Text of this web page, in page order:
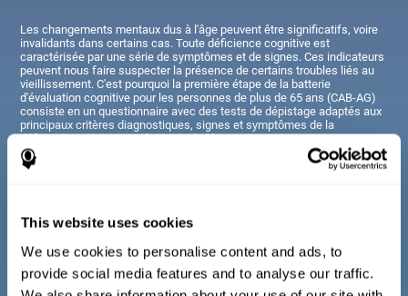
This website uses cookies
We use cookies to personalise content and ads, to
provide social media features and to analyse our traffic.
Les changements mentaux dus à l'âge peuvent être significatifs, voire
invalidants dans certains cas. Toute déficience cognitive est
caractérisée par une série de symptômes et de signes. Ces indicateurs
peuvent nous faire suspecter la présence de certains troubles liés au
vieillissement. C'est pourquoi la première étape de la batterie
d'évaluation cognitive pour les personnes de plus de 65 ans (CAB-AG)
consiste en un questionnaire avec des tests de dépistage adaptés aux
principaux critères diagnostiques, signes et symptômes de la
déficience cognitive, en fonction de l'âge.
Les questions présentées ici sont similaires à celles que l'on peut
trouver dans un entretien général, mais elles ont été simplifiées de
personnes âgées